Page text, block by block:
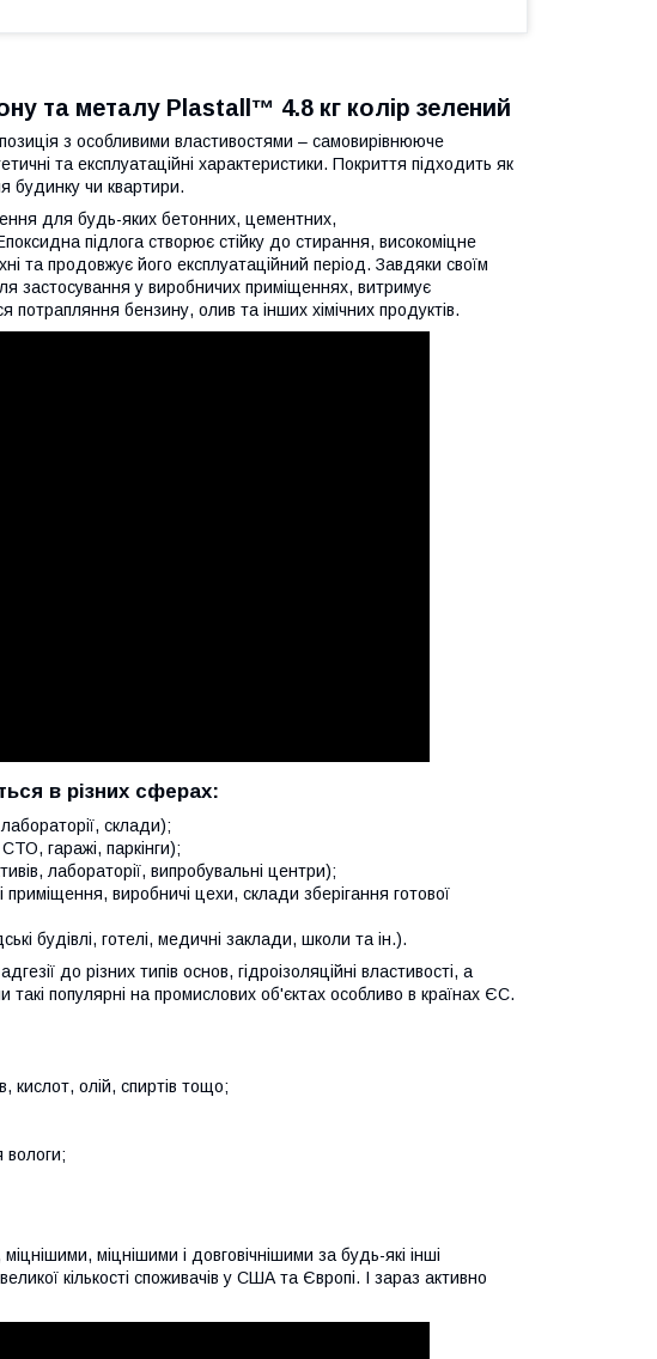
та металу Plastall™ 4.8 кг колір зелений
з особливими властивостями – самовирівнююче
та експлуатаційні характеристики. Покриття підходить як
будинку чи квартири.
для будь-яких бетонних, цементних,
підлога створює стійку до стирання, високоміцне
та продовжує його експлуатаційний період. Завдяки своїм
застосування у виробничих приміщеннях, витримує
бензину, олив та інших хімічних продуктів.
в різних сферах:
склади);
гаражі, паркінги);
лабораторії, випробувальні центри);
виробничі цехи, склади зберігання готової
будівлі, готелі, медичні заклади, школи та ін.).
до різних типів основ, гідроізоляційні властивості, а
такі популярні на промислових об'єктах особливо в країнах ЄС.
кислот, олій, спиртів тощо;
вологи;
міцнішими і довговічнішими за будь-які інші
кількості споживачів у США та Європі. І зараз активно